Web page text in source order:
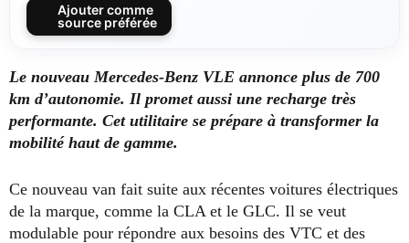
Ajouter comme
source préférée
Le nouveau Mercedes-Benz VLE annonce plus de 700
km d’autonomie. Il promet aussi une recharge très
performante. Cet utilitaire se prépare à transformer la
mobilité haut de gamme.
Ce nouveau van fait suite aux récentes voitures électriques
de la marque, comme la CLA et le GLC. Il se veut
modulable pour répondre aux besoins des VTC et des